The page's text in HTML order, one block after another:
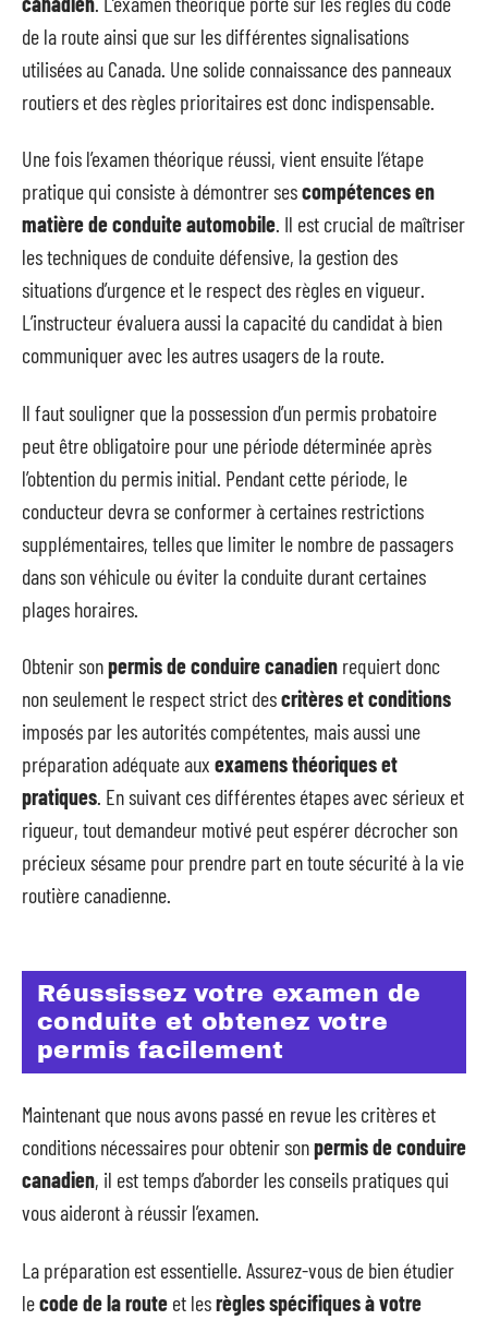
de la route ainsi que sur les différentes signalisations
utilisées au Canada. Une solide connaissance des panneaux
routiers et des règles prioritaires est donc indispensable.
Une fois l’examen théorique réussi, vient ensuite l’étape
pratique qui consiste à démontrer sescompétences en
matière de conduite automobile. Il est crucial de maîtriser
les techniques de conduite défensive, la gestion des
situations d’urgence et le respect des règles en vigueur.
L’instructeur évaluera aussi la capacité du candidat à bien
communiquer avec les autres usagers de la route.
Il faut souligner que la possession d’un permis probatoire
peut être obligatoire pour une période déterminée après
l’obtention du permis initial. Pendant cette période, le
conducteur devra se conformer à certaines restrictions
supplémentaires, telles que limiter le nombre de passagers
dans son véhicule ou éviter la conduite durant certaines
plages horaires.
Obtenir sonpermis de conduire canadien requiert donc
non seulement le respect strict descritères et conditions
imposés par les autorités compétentes, mais aussi une
préparation adéquate aux examens théoriques et
pratiques. En suivant ces différentes étapes avec sérieux et
rigueur, tout demandeur motivé peut espérer décrocher son
précieux sésame pour prendre part en toute sécurité à la vie
routière canadienne.
Réussissez votre examen de
conduite et obtenez votre
permis facilement
Maintenant que nous avons passé en revue les critères et
conditions nécessaires pour obtenir sonpermis de conduire
canadien, il est temps d’aborder les conseils pratiques qui
vous aideront à réussir l’examen.
La préparation est essentielle. Assurez-vous de bien étudier
lecode de la route et lesrègles spécifiques à votre